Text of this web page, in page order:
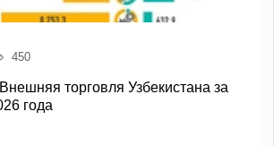
450
торговля Узбекистана за
года